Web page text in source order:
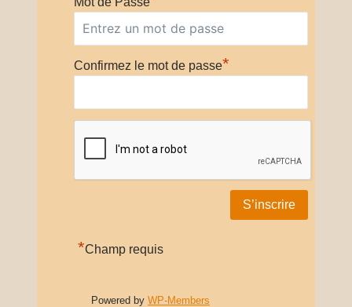
Confirmez le mot de passe*
*Champ requis
Powered by WP-Members